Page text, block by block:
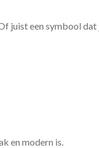
juist een symbool
en modern is.